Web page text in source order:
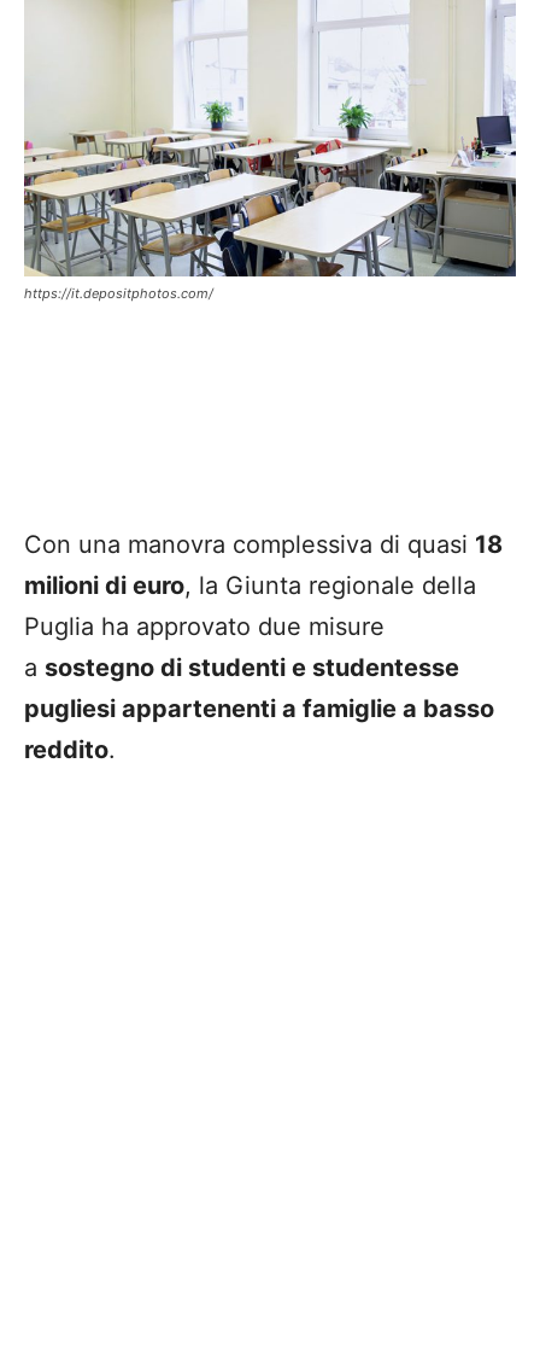
https://it.depositphotos.com/
Con una manovra complessiva di quasi 18
milioni di euro, la Giunta regionale della
Puglia ha approvato due misure
a sostegno di studenti e studentesse
pugliesi appartenenti a famiglie a basso
reddito.